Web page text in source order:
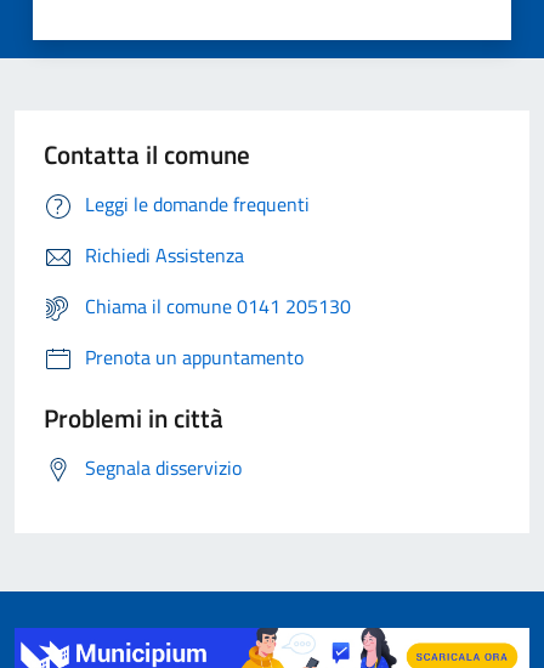
Contatta il comune
Leggi le domande frequenti
Richiedi Assistenza
Chiama il comune 0141 205130
Prenota un appuntamento
Problemi in città
Segnala disservizio